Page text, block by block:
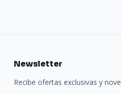
Newsletter
Recibe ofertas exclusivas y